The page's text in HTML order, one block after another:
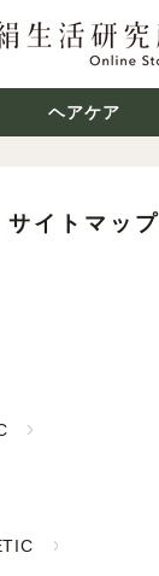
ヘアケア
サイトマップ